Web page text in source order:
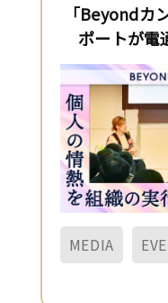
「Beyondカ
ポートが電
MEDIA